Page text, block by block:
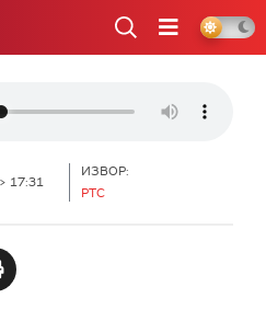
17:31
ИЗВОР:
РТС